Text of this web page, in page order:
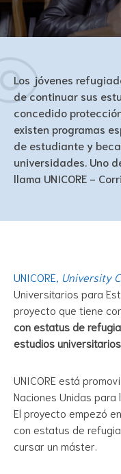
Los jóvenes
de continuar sus
concedido
existen programas
de estudiante y
universidades. Uno
llama UNICORE -
UNICORE, University
Universitarios para
proyecto que tiene
con estatus de
estudios
UNICORE está
Naciones Unidas para
El proyecto empezó
con estatus de
cursar un máster.